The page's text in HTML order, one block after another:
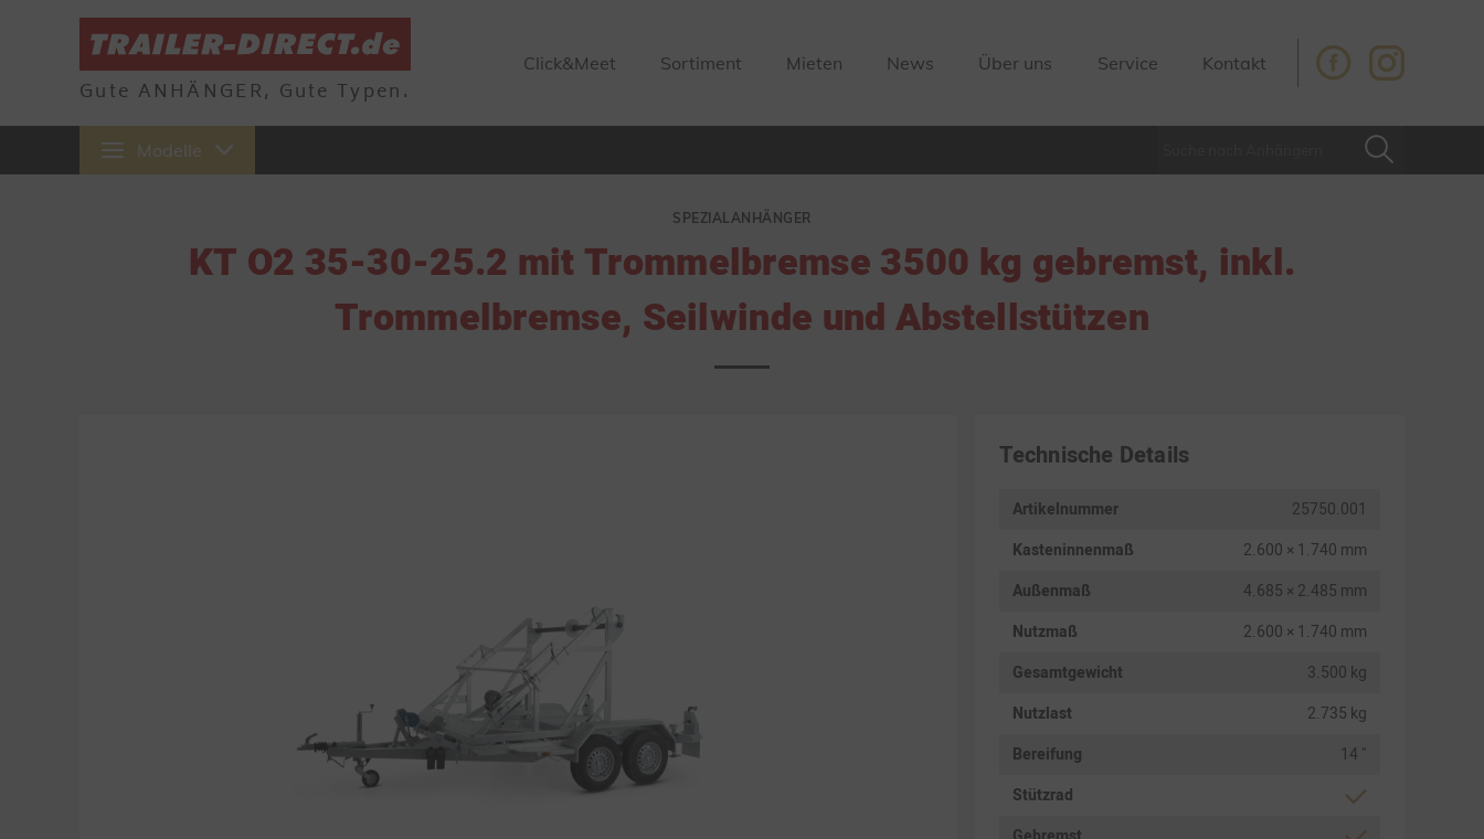
Gute ANHÄNGER, Gute Typen.
Click&Meet Sortiment Mieten News Über uns Service Kontakt
Modelle
SPEZIALANHÄNGER
KT O2 35-30-25.2 mit Trommelbremse 3500 kg gebremst, inkl.
Trommelbremse, Seilwinde und Abstellstützen
Technische Details
Artikelnummer
25750.001
Kasteninnenmaß
2.600 × 1.740 mm
Außenmaß
4.685 × 2.485 mm
Nutzmaß
2.600 × 1.740 mm
Gesamtgewicht
3.500 kg
Nutzlast
2.735 kg
Bereifung
14 "
Stützrad